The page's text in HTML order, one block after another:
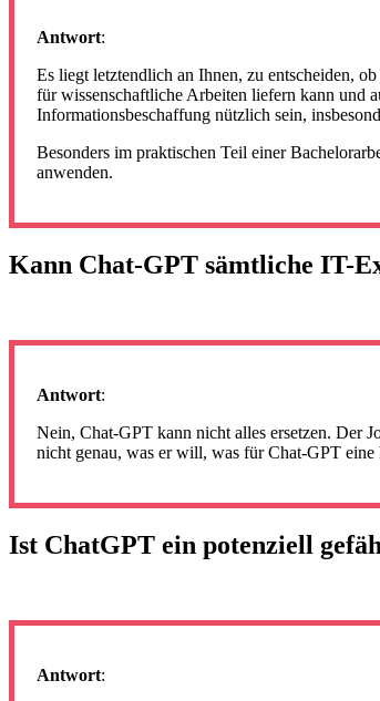
Antwort:
Es liegt letztendlich an Ihnen, zu entscheiden,
für wissenschaftliche Arbeiten liefern kann und
Informationsbeschaffung nützlich sein,
Besonders im praktischen Teil einer
anwenden.
Kann Chat-GPT sämtliche IT-
Antwort:
Nein, Chat-GPT kann nicht alles ersetzen. Der
nicht genau, was er will, was für Chat-GPT
Ist ChatGPT ein potenziell
Antwort: